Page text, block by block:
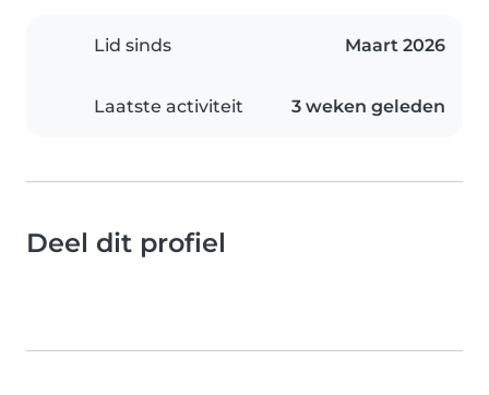
Lid sinds Maart 2026
Laatste activiteit 3 weken geleden
Deel dit profiel